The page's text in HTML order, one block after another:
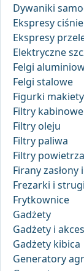
Dywaniki
Ekspresy
Ekspresy
Elektryczne
Felgi
Felgi stalowe
Figurki
Filtry kabinowe
Filtry oleju
Filtry paliwa
Filtry powietrza
Firany
Frezarki i strugi
Frytkownice
Gadżety
Gadżety i
Gadżety kibica
Generatory